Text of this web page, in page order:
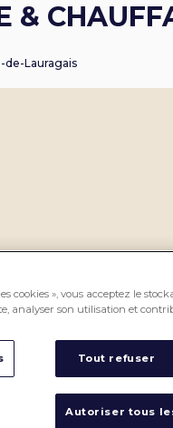
&
de-Lauragais
des
vous
cookies », vous acceptez le
analyser son utilisation et
Tout refuser
Autoriser tous